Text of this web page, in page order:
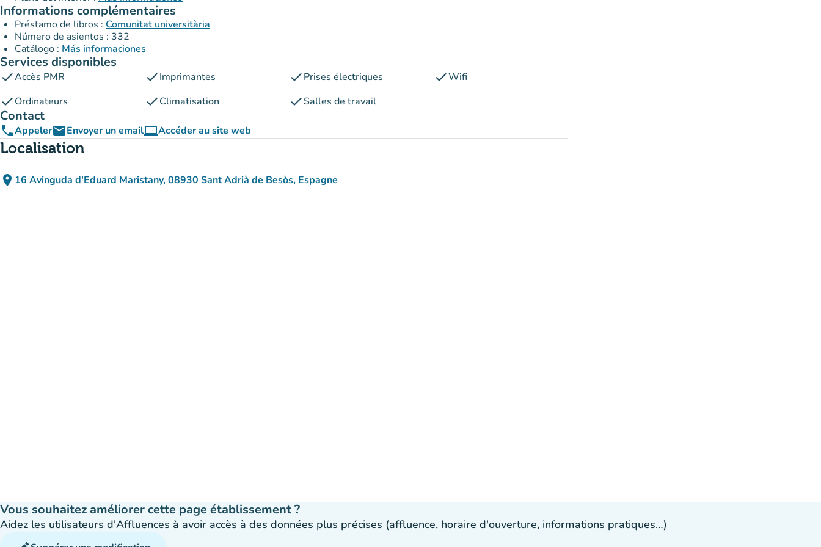
Informations complémentaires
Préstamo de libros : Comunitat universitària
Número de asientos : 332
Catálogo : Más informaciones
Services disponibles
checkAccès PMR checkImprimantes checkPrises électriques checkWifi
checkOrdinateurs checkClimatisation checkSalles de travail
Contact
phoneAppeleremailEnvoyer un emailcomputerAccéder au site web
(nouvel onglet)
Localisation
place 16 Avinguda d'Eduard Maristany, 08930 Sant Adrià de Besòs, Espagne
(ouvrir dans Google Maps)
(nouvel onglet)
Vous souhaitez améliorer cette page établissement ?
Aidez les utilisateurs d'Affluences à avoir accès à des données plus précises (affluence, horaire d'ouverture, informations pratiques…)